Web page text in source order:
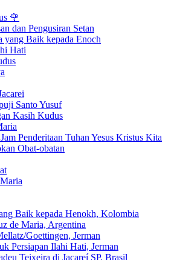
🌹
dan Pengusiran Setan
yang Baik kepada Enoch
Hati
Santo Yusuf
Kasih Kudus
Penderitaan Tuhan Yesus Kristus Kita
Obat-obatan
Baik kepada Henokh, Kolombia
de Maria, Argentina
Goettingen, Jerman
Persiapan Ilahi Hati, Jerman
Teixeira di Jacareí SP, Brasil